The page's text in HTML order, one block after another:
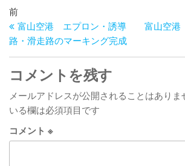
投
稿
ナ
ビ
ゲ
ー
シ
過
去
の
投
稿
前
富山空港 エプロン・誘導
路・滑走路のマーキング完成
富山空
コメントを残す
メールアドレスが公開されることはありま
いる欄は必須項目です
コメント ※